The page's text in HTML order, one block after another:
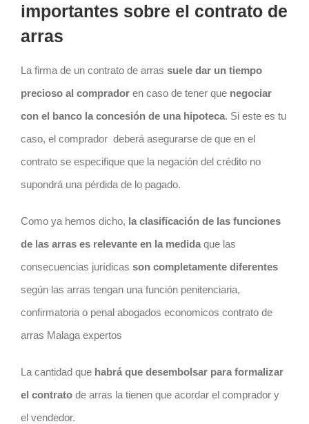
importantes sobre el contrato de
arras
La firma de un contratode arras suele dar un tiempo
precioso al compradoren caso de tener que negociar
con el banco la concesión de una hipoteca. Si este es tu
caso, el comprador deberá asegurarse de que en el
contratose especifique que la negación del crédito no
supondrá una pérdida de lo pagado.
Como ya hemos dicho, la clasificación de las funciones
de las arras es relevante en la medidaque las
consecuencias jurídicas son completamente diferentes
según las arras tengan una función penitenciaria,
confirmatoria o penal abogados economicos contrato de
arras Malaga expertos
La cantidad quehabrá que desembolsar para formalizar
el contratode arras la tienen que acordar el comprador y
el vendedor.